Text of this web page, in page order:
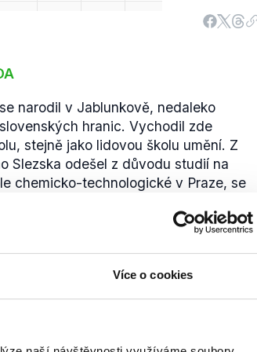
Více o cookies
narodil v Jablunkově, nedaleko
hranic. Vychodil zde
stejně jako lidovou školu umění. Z
Slezska odešel z důvodu studií na
chemicko-technologické v Praze, se